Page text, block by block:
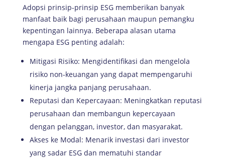
Adopsi prinsip-prinsip ESG memberikan banyak
manfaat baik bagi perusahaan maupun pemangku
kepentingan lainnya. Beberapa alasan utama
mengapa ESG penting adalah:
Mitigasi Risiko: Mengidentifikasi dan mengelola
risiko non-keuangan yang dapat mempengaruhi
kinerja jangka panjang perusahaan.
Reputasi dan Kepercayaan: Meningkatkan reputasi
perusahaan dan membangun kepercayaan
dengan pelanggan, investor, dan masyarakat.
Akses ke Modal: Menarik investasi dari investor
yang sadar ESG dan mematuhi standar